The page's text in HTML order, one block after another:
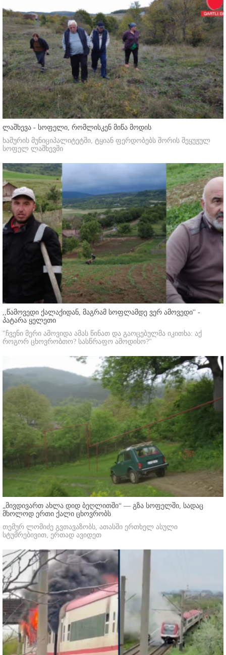
ლაშხევა - სოფელი, რომლისკენ მიწა მოდის
ხაშურის მუნიციპალიტეტში, ტყიან ფერდობებს შორის შეყუჟულ
სოფელ ლაშხევში
,,წამოვედი ქალაქიდან, მაგრამ სოფლამდე ვერ ამოვედი'' -
პატარა ყელეთი
"ჩვენი მერი ამოვიდა ამას წინათ და გაოცებულმა იკითხა: აქ
როგორ ცხოვრობთო? სასწრაფო ამოდისო?"
„მივდივართ ახლა დიდ ბეღლითში“ — გზა სოფელში, სადაც
მხოლოდ ერთი ქალი ცხოვრობს
თემურ ლომიძე გვთავაზობს, ათასში ერთხელ ასული
სტუმრებივით, ერთად ავიდეთ